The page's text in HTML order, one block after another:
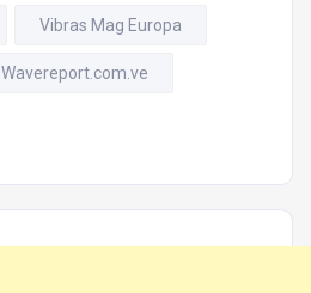
Vibras Mag Europa
Wavereport.com.ve